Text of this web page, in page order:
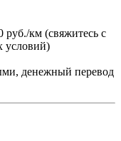
км (свяжитесь с
условий)
денежный перевод